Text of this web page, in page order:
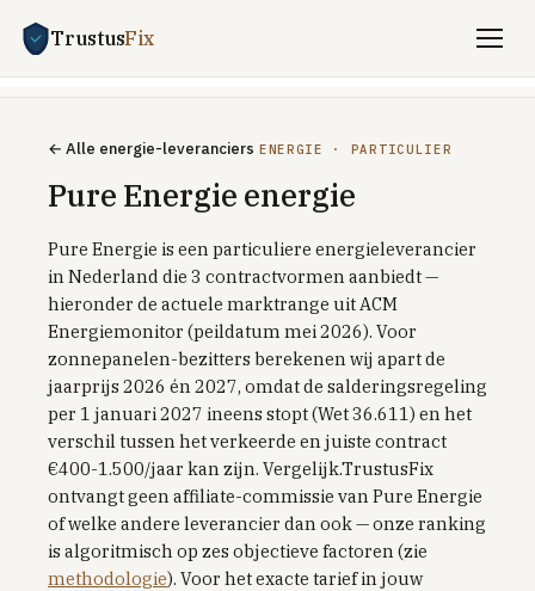
TrustusFix
Stroom + gas vergelijken
Zakelijk energie
UITLEG
Saldering-stop 2027
Dynamisch vs vast
Dynamisch met batterij / EV
Welkomstkorting-trucs
TOP PROVIDERS
Frank Energie
Tibber
← Alle energie-leveranciers ENERGIE · PARTICULIER
Pure Energie energie
Pure Energie is een particuliere energieleverancier
in Nederland die 3 contractvormen aanbiedt —
hieronder de actuele marktrange uit ACM
Energiemonitor (peildatum mei 2026). Voor
zonnepanelen-bezitters berekenen wij apart de
jaarprijs 2026 én 2027, omdat de salderingsregeling
per 1 januari 2027 ineens stopt (Wet 36.611) en het
verschil tussen het verkeerde en juiste contract
€400-1.500/jaar kan zijn. Vergelijk.TrustusFix
ontvangt geen affiliate-commissie van Pure Energie
of welke andere leverancier dan ook — onze ranking
is algoritmisch op zes objectieve factoren (zie
methodologie). Voor het exacte tarief in jouw